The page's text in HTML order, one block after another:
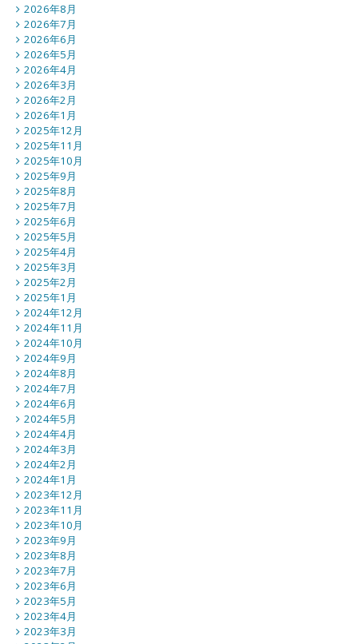
2026年8月
2026年7月
2026年6月
2026年5月
2026年4月
2026年3月
2026年2月
2026年1月
2025年12月
2025年11月
2025年10月
2025年9月
2025年8月
2025年7月
2025年6月
2025年5月
2025年4月
2025年3月
2025年2月
2025年1月
2024年12月
2024年11月
2024年10月
2024年9月
2024年8月
2024年7月
2024年6月
2024年5月
2024年4月
2024年3月
2024年2月
2024年1月
2023年12月
2023年11月
2023年10月
2023年9月
2023年8月
2023年7月
2023年6月
2023年5月
2023年4月
2023年3月